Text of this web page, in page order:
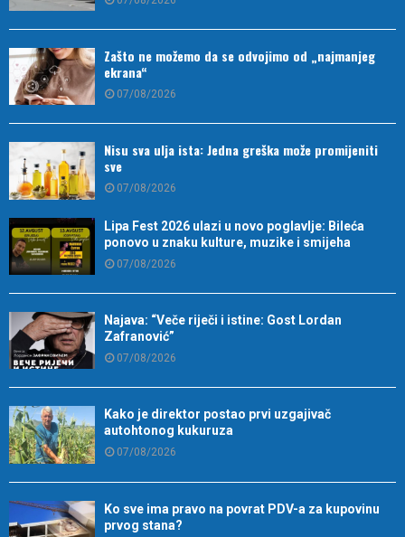
Zašto ne možemo da se odvojimo od „najmanjeg
ekrana“
07/08/2026
Nisu sva ulja ista: Jedna greška može promijeniti
sve
07/08/2026
Lipa Fest 2026 ulazi u novo poglavlje: Bileća
ponovo u znaku kulture, muzike i smijeha
07/08/2026
Najava: “Veče riječi i istine: Gost Lordan
Zafranović”
07/08/2026
Kako je direktor postao prvi uzgajivač
autohtonog kukuruza
07/08/2026
Ko sve ima pravo na povrat PDV-a za kupovinu
prvog stana?